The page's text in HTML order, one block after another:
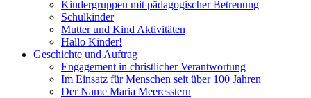
Kindergruppen mit pädagogischer Betreuung
Schulkinder
Mutter und Kind Aktivitäten
Hallo Kinder!
Geschichte und Auftrag
Engagement in christlicher Verantwortung
Im Einsatz für Menschen seit über 100 Jahren
Der Name Maria Meeresstern